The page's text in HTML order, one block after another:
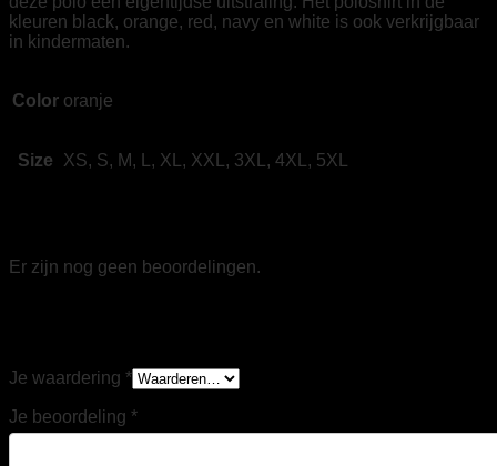
kleuren black, orange, red, navy en white is ook verkrijgbaar
in kindermaten.
Color oranje
Size XS, S, M, L, XL, XXL, 3XL, 4XL, 5XL
Er zijn nog geen beoordelingen.
Je waardering *
Je beoordeling *